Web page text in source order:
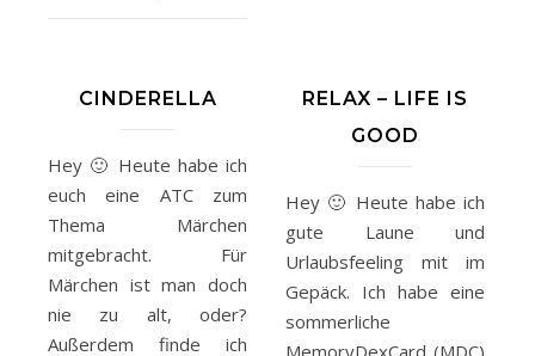
CINDERELLA
Hey 🙂 Heute habe ich
euch eine ATC zum
Thema Märchen
mitgebracht. Für
Märchen ist man doch
nie zu alt, oder?
Außerdem finde ich
RELAX – LIFE IS
GOOD
Hey 🙂 Heute habe ich
gute Laune und
Urlaubsfeeling mit im
Gepäck. Ich habe eine
sommerliche
MemoryDexCard (MDC)